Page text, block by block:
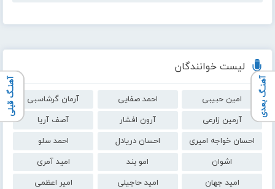
لیست خوانندگان
امین حبیبی احمد صفایی
آرمان گرشاسبی
آرمین زارعی
آرون افشار
آصف آریا
احسان خواجه امیری
احسان دریادل
احمد سلو
اشوان
امو بند
امید آمری
امید جهان
امید حاجیلی
امیر اعظمی
آهنـگ بعدی آهنـگ قبلی